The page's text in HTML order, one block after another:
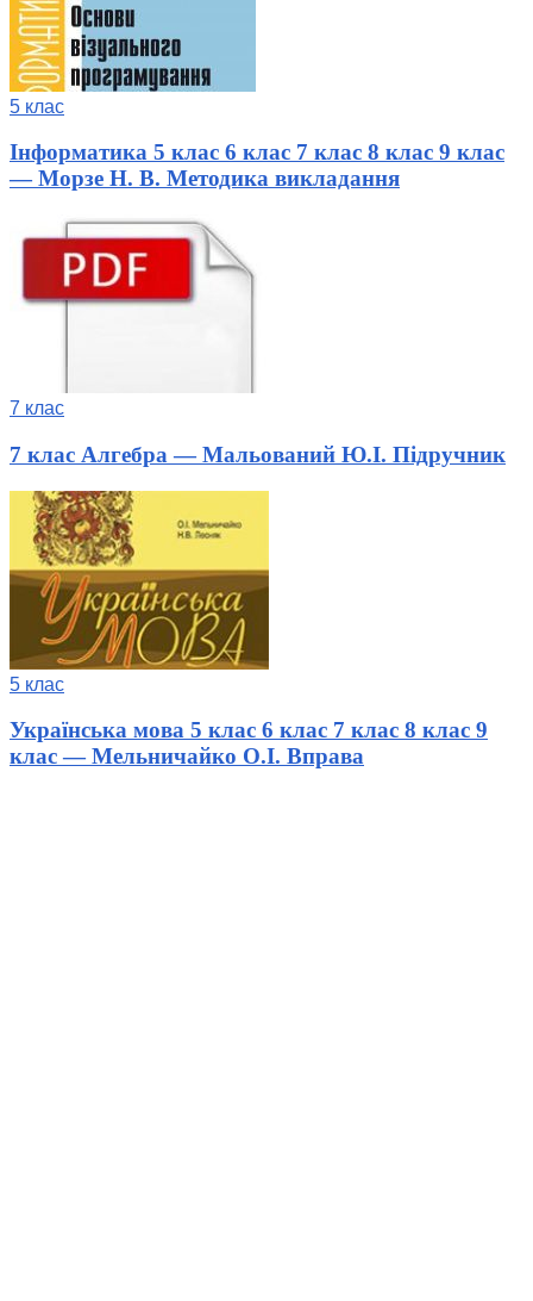
5 клас
Інформатика 5 клас 6 клас 7 клас 8 клас 9 клас
— Морзе Н. В. Методика викладання
7 клас
7 клас Алгебра — Мальований Ю.І. Підручник
5 клас
Українська мова 5 клас 6 клас 7 клас 8 клас 9
клас — Мельничайко О.І. Вправа